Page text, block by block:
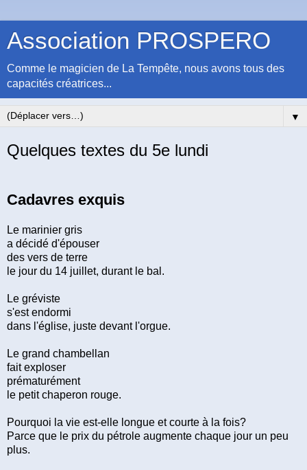
Association PROSPERO
Comme le magicien de La Tempête, nous avons tous des
capacités créatrices...
▼
Quelques textes du 5e lundi
Cadavres exquis
Le marinier gris
a décidé d'épouser
des vers de terre
le jour du 14 juillet, durant le bal.
Le gréviste
s'est endormi
dans l'église, juste devant l'orgue.
Le grand chambellan
fait exploser
prématurément
le petit chaperon rouge.
Pourquoi la vie est-elle longue et courte à la fois?
Parce que le prix du pétrole augmente chaque jour un peu
plus.